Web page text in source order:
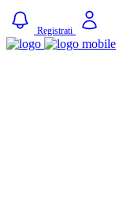
Registrati